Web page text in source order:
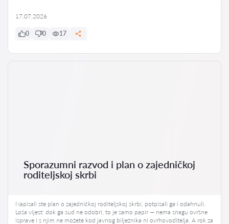
17.07.2026
0 0 17
Sporazumni razvod i plan o zajedničkoj
roditeljskoj skrbi
Napisali ste plan o zajedničkoj roditeljskoj skrbi, potpisali ga i odahnuli.
Loša vijest: dok ga sud ne odobri, to je samo papir — nema snagu ovršne
isprave i s njim ne možete kod javnog bilježnika ni ovrhovoditelja. A rok za